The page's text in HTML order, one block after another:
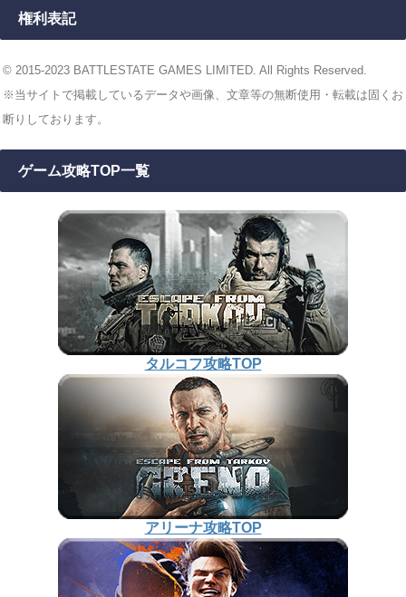
権利表記
© 2015-2023 BATTLESTATE GAMES LIMITED. All Rights Reserved.
※当サイトで掲載しているデータや画像、文章等の無断使用・転載は固くお
断りしております。
ゲーム攻略TOP一覧
タルコフ攻略TOP
アリーナ攻略TOP